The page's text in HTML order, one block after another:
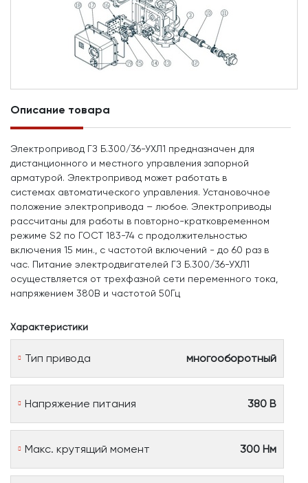
Описание товара
Электропривод ГЗ Б.300/36-УХЛ1 предназначен для
дистанционного и местного управления запорной
арматурой. Электропривод может работать в
системах автоматического управления. Установочное
положение электропривода – любое. Электроприводы
рассчитаны для работы в повторно-кратковременном
режиме S2 по ГОСТ 183-74 с продолжительностью
включения 15 мин., с частотой включений - до 60 раз в
час. Питание электродвигателей ГЗ Б.300/36-УХЛ1
осуществляется от трехфазной сети переменного тока,
напряжением 380В и частотой 50Гц
Характеристики
Тип привода многооборотный
Напряжение питания 380 В
Макс. крутящий момент 300 Нм